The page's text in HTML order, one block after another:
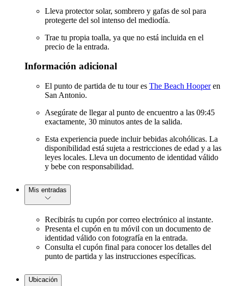
Lleva protector solar, sombrero y gafas de sol para
protegerte del sol intenso del mediodía.
Trae tu propia toalla, ya que no está incluida en el
precio de la entrada.
Información adicional
El punto de partida de tu tour es The Beach Hooperen
San Antonio.
Asegúrate de llegar al punto de encuentro a las 09:45
exactamente, 30 minutos antes de la salida.
Esta experiencia puede incluir bebidas alcohólicas. La
disponibilidad está sujeta a restricciones de edad y a las
leyes locales. Lleva un documento de identidad válido
y bebe con responsabilidad.
Mis entradas
Recibirás tu cupón por correo electrónico al instante.
Presenta el cupón en tu móvil con un documento de
identidad válido con fotografía en la entrada.
Consulta el cupón final para conocer los detalles del
punto de partida y las instrucciones específicas.
Ubicación